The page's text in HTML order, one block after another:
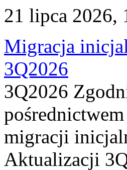
21 lipca 2026,
Migracja
3Q2026
3Q2026
migracji
Aktualizacji